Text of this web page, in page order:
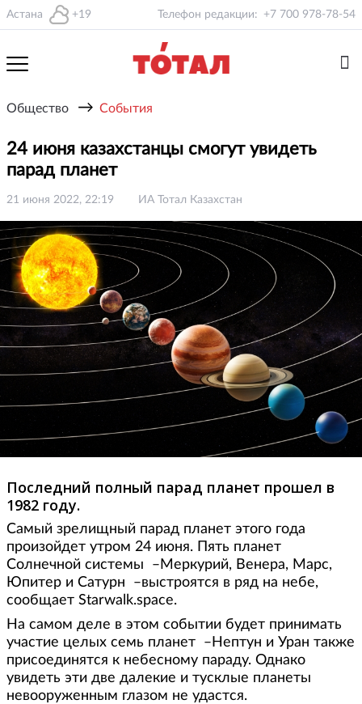
Астана +19 Телефон редакции: +7 700 978-78-54
Общество → События
24 июня казахстанцы смогут увидеть
парад планет
21 июня 2022, 22:19 ИА Тотал Казахстан
Последний полный парад планет прошел в
1982 году.
Самый зрелищный парад планет этого года
произойдет утром 24 июня. Пять планет
Солнечной системы ̶ Меркурий, Венера, Марс,
Юпитер и Сатурн ̶ выстроятся в ряд на небе,
сообщает Starwalk.space.
На самом деле в этом событии будет принимать
участие целых семь планет ̶ Нептун и Уран также
присоединятся к небесному параду. Однако
увидеть эти две далекие и тусклые планеты
невооруженным глазом не удастся.